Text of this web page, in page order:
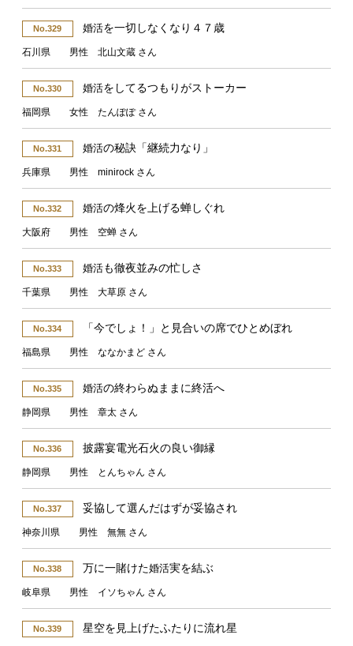
No.329 婚活を一切しなくなり４７歳
石川県 男性 北山文蔵 さん
No.330 婚活をしてるつもりがストーカー
福岡県 女性 たんぽぽ さん
No.331 婚活の秘訣「継続力なり」
兵庫県 男性 minirock さん
No.332 婚活の烽火を上げる蝉しぐれ
大阪府 男性 空蝉 さん
No.333 婚活も徹夜並みの忙しさ
千葉県 男性 大草原 さん
No.334 「今でしょ！」と見合いの席でひとめぼれ
福島県 男性 ななかまど さん
No.335 婚活の終わらぬままに終活へ
静岡県 男性 章太 さん
No.336 披露宴電光石火の良い御縁
静岡県 男性 とんちゃん さん
No.337 妥協して選んだはずが妥協され
神奈川県 男性 無無 さん
No.338 万に一賭けた婚活実を結ぶ
岐阜県 男性 イソちゃん さん
No.339 星空を見上げたふたりに流れ星